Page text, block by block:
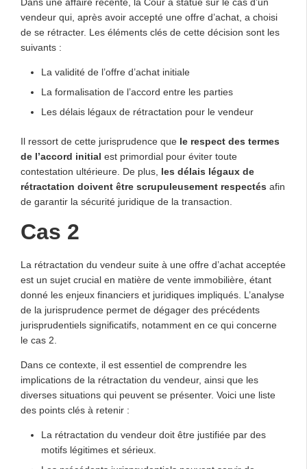
Dans une affaire récente, la Cour a statué sur le cas d’un
vendeur qui, après avoir accepté une offre d’achat, a choisi
de se rétracter. Les éléments clés de cette décision sont les
suivants :
La validité de l’offre d’achat initiale
La formalisation de l’accord entre les parties
Les délais légaux de rétractation pour le vendeur
Il ressort de cette jurisprudence que le respect des termes
de l’accord initial est primordial pour éviter toute
contestation ultérieure. De plus, les délais légaux de
rétractation doivent être scrupuleusement respectés afin
de garantir la sécurité juridique de la transaction.
Cas 2
La rétractation du vendeur suite à une offre d’achat acceptée
est un sujet crucial en matière de vente immobilière, étant
donné les enjeux financiers et juridiques impliqués. L’analyse
de la jurisprudence permet de dégager des précédents
jurisprudentiels significatifs, notamment en ce qui concerne
le cas 2.
Dans ce contexte, il est essentiel de comprendre les
implications de la rétractation du vendeur, ainsi que les
diverses situations qui peuvent se présenter. Voici une liste
des points clés à retenir :
La rétractation du vendeur doit être justifiée par des
motifs légitimes et sérieux.